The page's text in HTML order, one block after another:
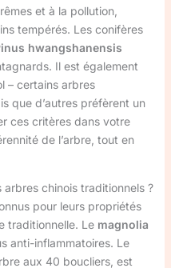
et à la pollution,
tempérés. Les conifères
hwangshanensis
Il est également
– certains arbres
que d’autres préfèrent un
ces critères dans votre
de l’arbre, tout en
chinois traditionnels ?
pour leurs propriétés
traditionnelle. Le magnolia
anti-inflammatoires. Le
aux 40 boucliers, est